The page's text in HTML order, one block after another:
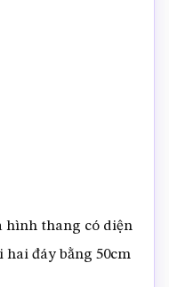
hình thang có diện
đáy bằng 50cm